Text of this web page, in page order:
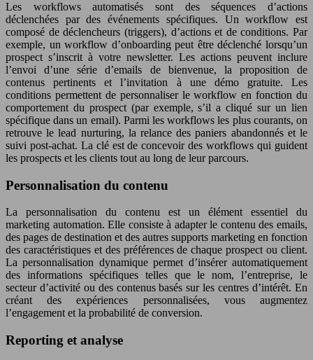
Les workflows automatisés sont des séquences d’actions
déclenchées par des événements spécifiques. Un workflow est
composé de déclencheurs (triggers), d’actions et de conditions. Par
exemple, un workflow d’onboarding peut être déclenché lorsqu’un
prospect s’inscrit à votre newsletter. Les actions peuvent inclure
l’envoi d’une série d’emails de bienvenue, la proposition de
contenus pertinents et l’invitation à une démo gratuite. Les
conditions permettent de personnaliser le workflow en fonction du
comportement du prospect (par exemple, s’il a cliqué sur un lien
spécifique dans un email). Parmi les workflows les plus courants, on
retrouve le lead nurturing, la relance des paniers abandonnés et le
suivi post-achat. La clé est de concevoir des workflows qui guident
les prospects et les clients tout au long de leur parcours.
Personnalisation du contenu
La personnalisation du contenu est un élément essentiel du
marketing automation. Elle consiste à adapter le contenu des emails,
des pages de destination et des autres supports marketing en fonction
des caractéristiques et des préférences de chaque prospect ou client.
La personnalisation dynamique permet d’insérer automatiquement
des informations spécifiques telles que le nom, l’entreprise, le
secteur d’activité ou des contenus basés sur les centres d’intérêt. En
créant des expériences personnalisées, vous augmentez
l’engagement et la probabilité de conversion.
Reporting et analyse